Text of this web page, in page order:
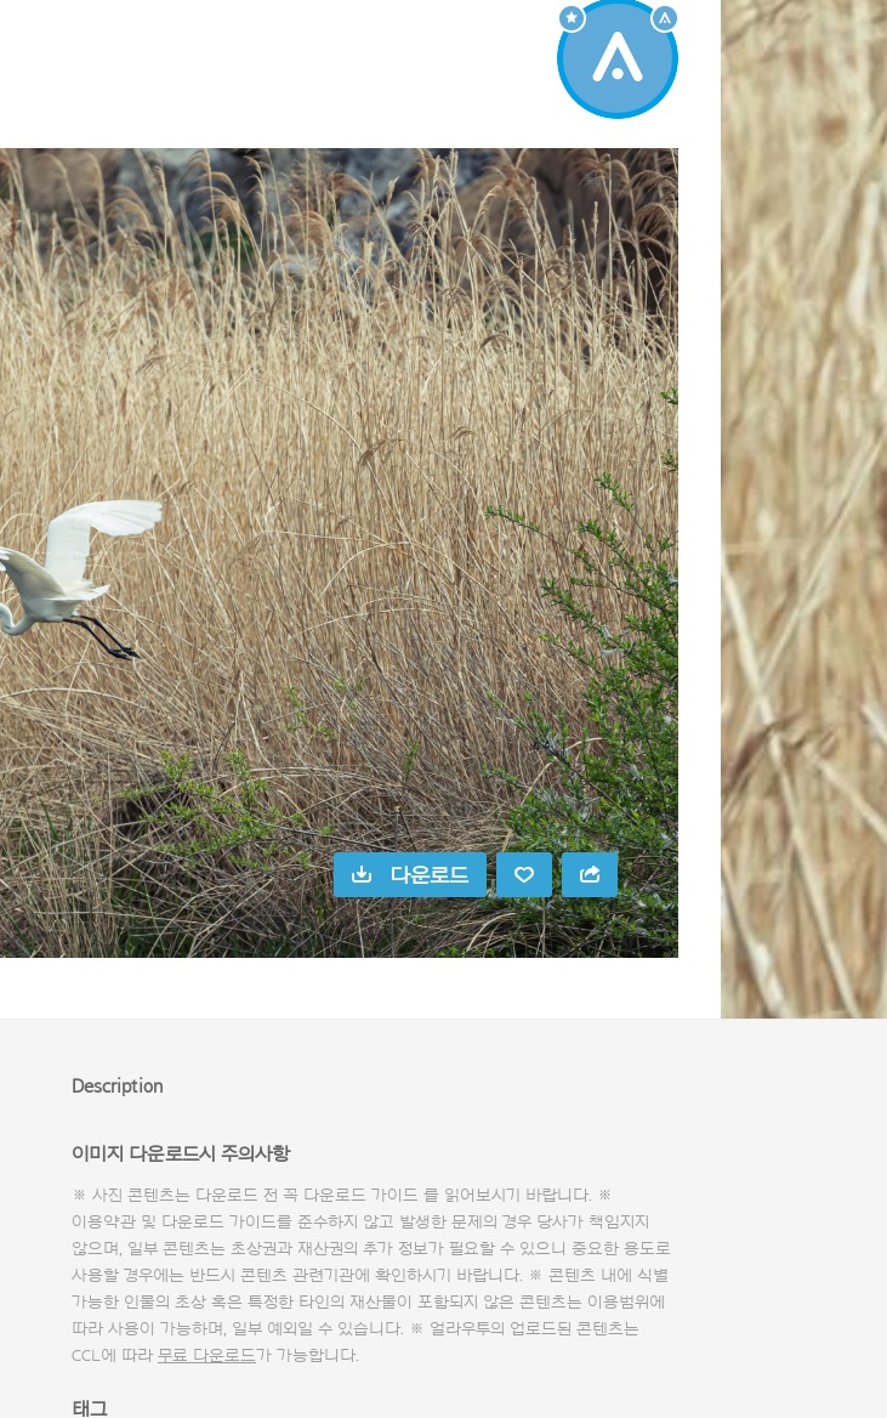
다운로드
Description
이미지 다운로드시 주의사항
※ 사진 콘텐츠는 다운로드 전 꼭 다운로드 가이드 를 읽어보시기 바랍니다. ※
이용약관 및 다운로드 가이드를 준수하지 않고 발생한 문제의 경우 당사가 책임지지
않으며, 일부 콘텐츠는 초상권과 재산권의 추가 정보가 필요할 수 있으니 중요한 용도로
사용할 경우에는 반드시 콘텐츠 관련기관에 확인하시기 바랍니다. ※ 콘텐츠 내에 식별
가능한 인물의 초상 혹은 특정한 타인의 재산물이 포함되지 않은 콘텐츠는 이용범위에
따라 사용이 가능하며, 일부 예외일 수 있습니다. ※ 얼라우투의 업로드된 콘텐츠는
CCL에 따라 무료 다운로드가 가능합니다.
태그